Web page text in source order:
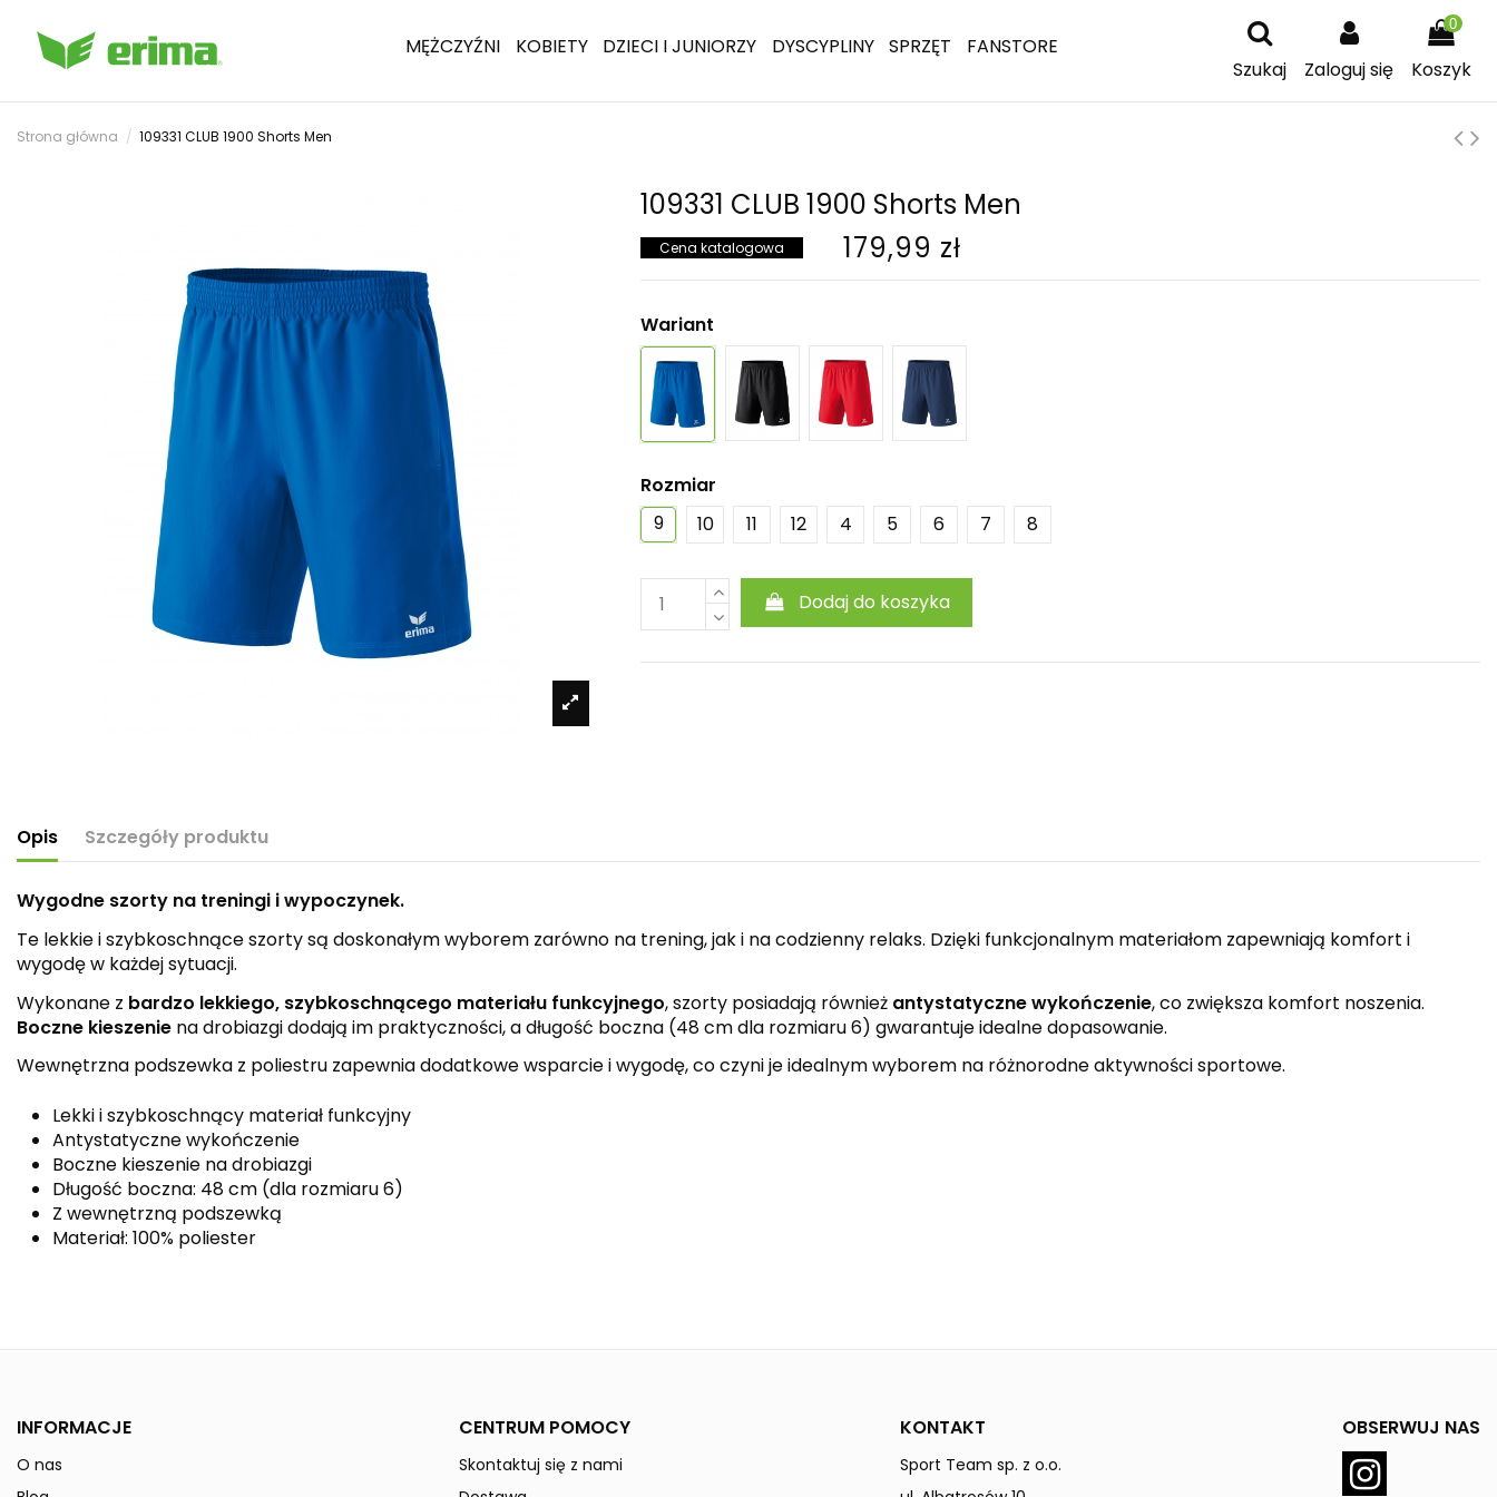
MĘŻCZYŹNI KOBIETY DZIECI I JUNIORZY DYSCYPLINY SPRZĘT
FANSTORE
Szukaj
Zaloguj się
0
Koszyk
Strona główna 109331 CLUB 1900 Shorts Men
109331 CLUB 1900 Shorts Men
Cena katalogowa 179,99 zł
Wariant
Rozmiar
9
10 11 12 4 5 6 7 8
Dodaj do koszyka
Opis Szczegóły produktu
Wygodne szorty na treningi i wypoczynek.
Te lekkie i szybkoschnące szorty są doskonałym wyborem zarówno na trening, jak i na codzienny relaks. Dzięki funkcjonalnym materiałom zapewniają komfort i
wygodę w każdej sytuacji.
Wykonane z bardzo lekkiego, szybkoschnącego materiału funkcyjnego, szorty posiadają również antystatyczne wykończenie, co zwiększa komfort noszenia.
Boczne kieszenie na drobiazgi dodają im praktyczności, a długość boczna (48 cm dla rozmiaru 6) gwarantuje idealne dopasowanie.
Wewnętrzna podszewka z poliestru zapewnia dodatkowe wsparcie i wygodę, co czyni je idealnym wyborem na różnorodne aktywności sportowe.
Lekki i szybkoschnący materiał funkcyjny
Antystatyczne wykończenie
Boczne kieszenie na drobiazgi
Długość boczna: 48 cm (dla rozmiaru 6)
Z wewnętrzną podszewką
Materiał: 100% poliester
Indeks 109331
W magazynie
INFORMACJE
O nas
CENTRUM POMOCY
Skontaktuj się z nami
KONTAKT
Sport Team sp. z o.o.
OBSERWUJ NAS